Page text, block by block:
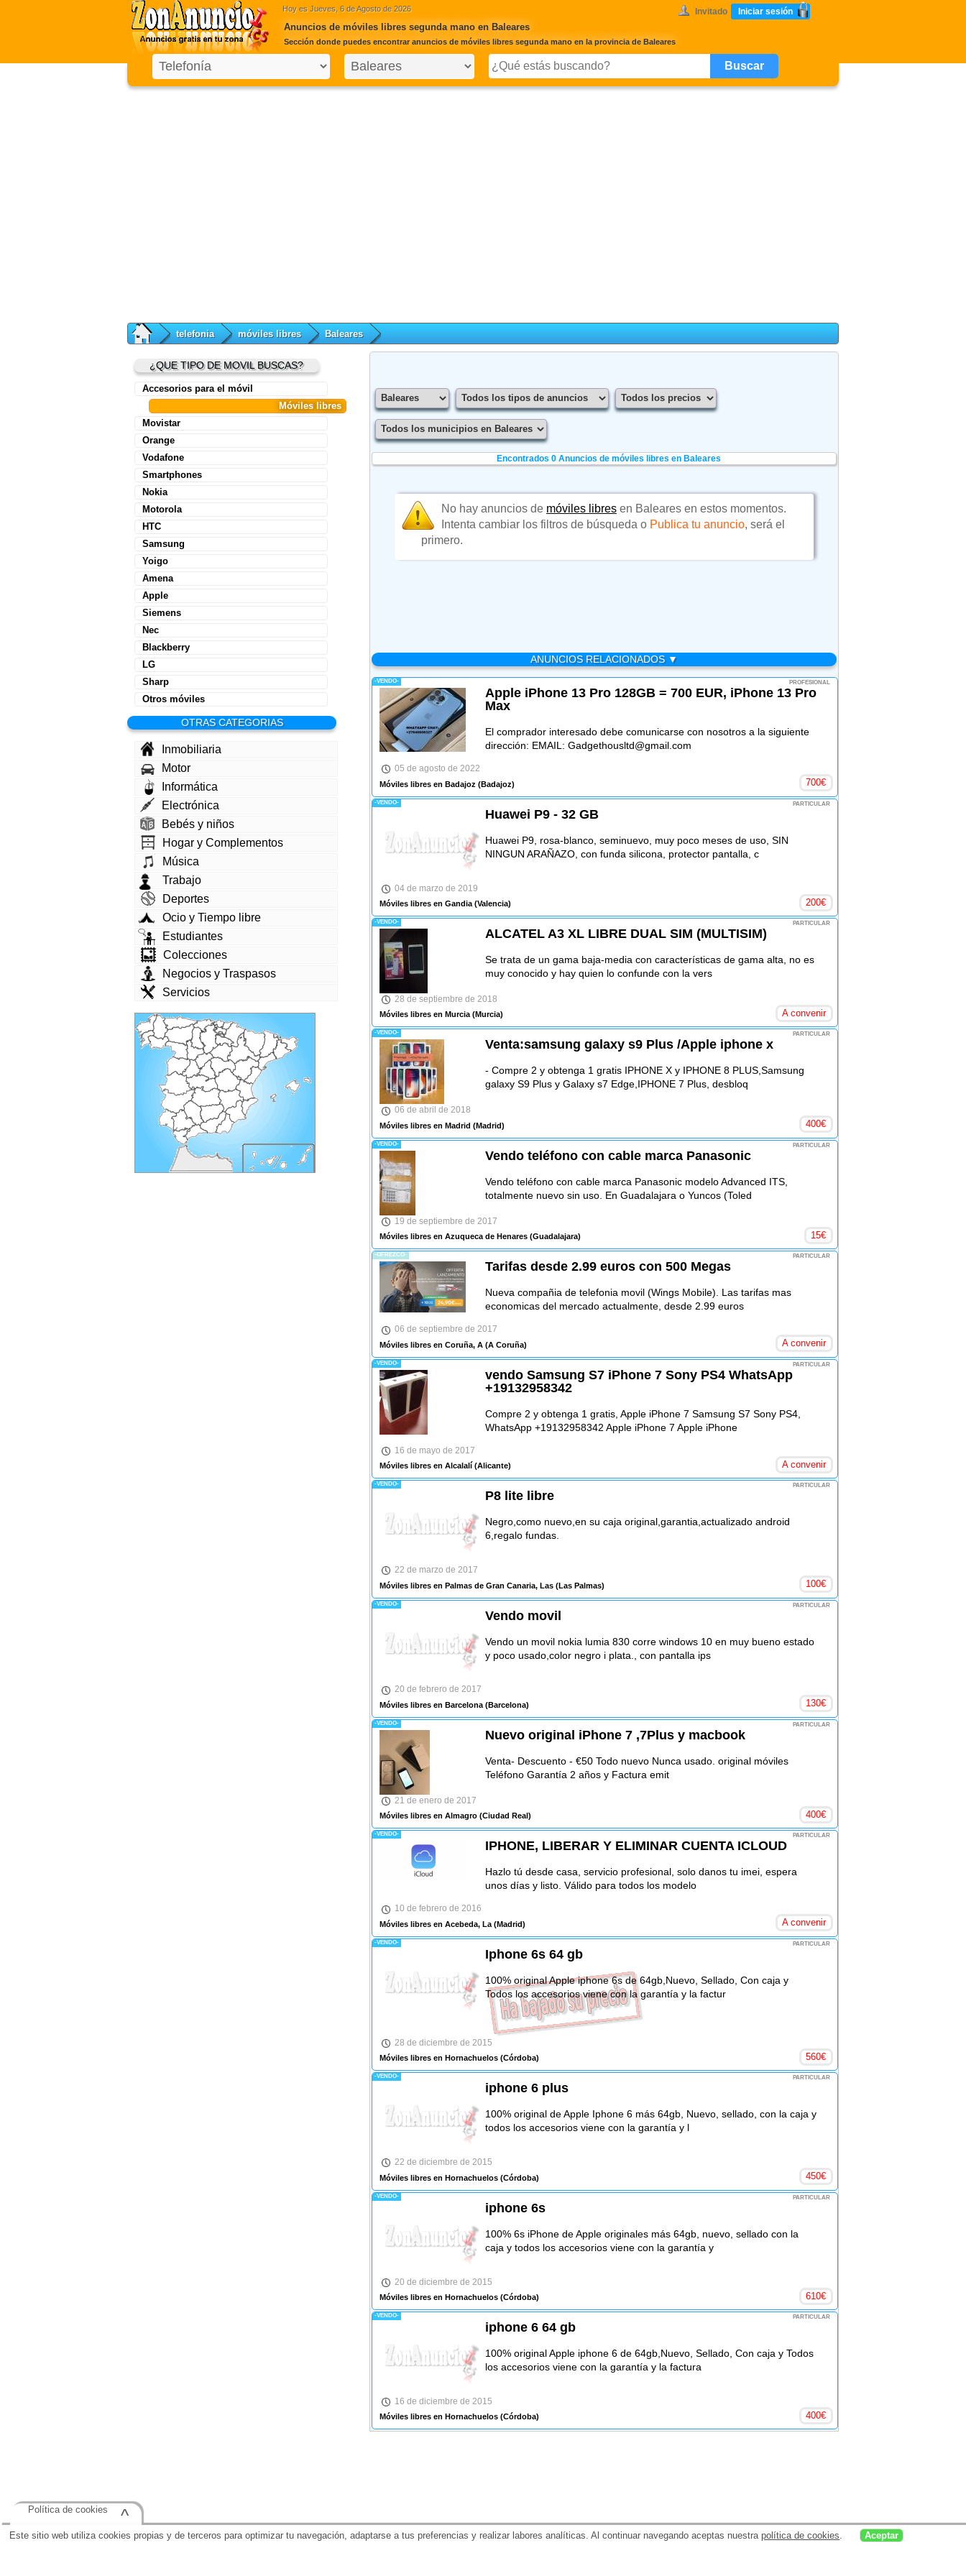
Hoy es Jueves, 6 de Agosto de 2026 Invitado Iniciar sesión
Anuncios de móviles libres segunda mano en Baleares
Sección donde puedes encontrar anuncios de móviles libres segunda mano en la provincia de Baleares
telefonia móviles libres Baleares
¿QUE TIPO DE MOVIL BUSCAS?
Accesorios para el móvil
Móviles libres
Movistar
Orange
Vodafone
Smartphones
Nokia
Motorola
HTC
Samsung
Yoigo
Amena
Apple
Siemens
Nec
Blackberry
LG
Sharp
Otros móviles
OTRAS CATEGORIAS
Inmobiliaria
Motor
Informática
Electrónica
Bebés y niños
Hogar y Complementos
Música
Trabajo
Deportes
Ocio y Tiempo libre
Estudiantes
Colecciones
Negocios y Traspasos
Servicios
Encontrados 0 Anuncios de móviles libres en Baleares
No hay anuncios de móviles libresen Baleares en estos momentos.
Intenta cambiar los filtros de búsqueda o Publica tu anuncio, será el
primero.
ANUNCIOS RELACIONADOS ▼
-VENDO- PROFESIONAL
Apple iPhone 13 Pro 128GB = 700 EUR, iPhone 13 Pro
Max
El comprador interesado debe comunicarse con nosotros a la siguiente
dirección: EMAIL: Gadgethousltd@gmail.com
05 de agosto de 2022
Móviles libres en Badajoz (Badajoz) 700€
-VENDO- PARTICULAR
Huawei P9 - 32 GB
Huawei P9, rosa-blanco, seminuevo, muy poco meses de uso, SIN
NINGUN ARAÑAZO, con funda silicona, protector pantalla, c
04 de marzo de 2019
Móviles libres en Gandia(Valencia) 200€
-VENDO- PARTICULAR
ALCATEL A3 XL LIBRE DUAL SIM (MULTISIM)
Se trata de un gama baja-media con características de gama alta, no es
muy conocido y hay quien lo confunde con la vers
28 de septiembre de 2018
Móviles libres en Murcia(Murcia) A convenir
-VENDO- PARTICULAR
Venta:samsung galaxy s9 Plus /Apple iphone x
- Compre 2 y obtenga 1 gratis IPHONE X y IPHONE 8 PLUS,Samsung
galaxy S9 Plus y Galaxy s7 Edge,IPHONE 7 Plus, desbloq
06 de abril de 2018
Móviles libres en Madrid (Madrid) 400€
-VENDO- PARTICULAR
Vendo teléfono con cable marca Panasonic
Vendo teléfono con cable marca Panasonic modelo Advanced ITS,
totalmente nuevo sin uso. En Guadalajara o Yuncos (Toled
19 de septiembre de 2017
Móviles libres en Azuqueca de Henares(Guadalajara) 15€
-OFREZCO- PARTICULAR
Tarifas desde 2.99 euros con 500 Megas
Nueva compañia de telefonia movil (Wings Mobile). Las tarifas mas
economicas del mercado actualmente, desde 2.99 euros
06 de septiembre de 2017
Móviles libres en Coruña, A(A Coruña) A convenir
-VENDO- PARTICULAR
vendo Samsung S7 iPhone 7 Sony PS4 WhatsApp
+19132958342
Compre 2 y obtenga 1 gratis, Apple iPhone 7 Samsung S7 Sony PS4,
WhatsApp +19132958342 Apple iPhone 7 Apple iPhone
16 de mayo de 2017
Móviles libres en Alcalalí(Alicante) A convenir
-VENDO- PARTICULAR
P8 lite libre
Negro,como nuevo,en su caja original,garantia,actualizado android
6,regalo fundas.
22 de marzo de 2017
Móviles libres en Palmas de Gran Canaria, Las(Las Palmas) 100€
-VENDO- PARTICULAR
Vendo movil
Vendo un movil nokia lumia 830 corre windows 10 en muy bueno estado
y poco usado,color negro i plata., con pantalla ips
20 de febrero de 2017
Móviles libres en Barcelona(Barcelona) 130€
-VENDO- PARTICULAR
Nuevo original iPhone 7 ,7Plus y macbook
Venta- Descuento - €50 Todo nuevo Nunca usado. original móviles
Teléfono Garantía 2 años y Factura emit
21 de enero de 2017
Móviles libres en Almagro(Ciudad Real) 400€
-VENDO- PARTICULAR
IPHONE, LIBERAR Y ELIMINAR CUENTA ICLOUD
Hazlo tú desde casa, servicio profesional, solo danos tu imei, espera
unos días y listo. Válido para todos los modelo
10 de febrero de 2016
Móviles libres en Acebeda, La(Madrid) A convenir
-VENDO- PARTICULAR
Iphone 6s 64 gb
100% original Apple iphone 6s de 64gb,Nuevo, Sellado, Con caja y
Todos los accesorios viene con la garantía y la factur
28 de diciembre de 2015
Móviles libres en Hornachuelos(Córdoba) 560€
-VENDO- PARTICULAR
iphone 6 plus
100% original de Apple Iphone 6 más 64gb, Nuevo, sellado, con la caja y
todos los accesorios viene con la garantía y l
22 de diciembre de 2015
Móviles libres en Hornachuelos(Córdoba) 450€
-VENDO- PARTICULAR
iphone 6s
100% 6s iPhone de Apple originales más 64gb, nuevo, sellado con la
caja y todos los accesorios viene con la garantía y
20 de diciembre de 2015
Móviles libres en Hornachuelos(Córdoba) 610€
-VENDO- PARTICULAR
iphone 6 64 gb
100% original Apple iphone 6 de 64gb,Nuevo, Sellado, Con caja y Todos
los accesorios viene con la garantía y la factura
16 de diciembre de 2015
Móviles libres en Hornachuelos(Córdoba) 400€
Este sitio web utiliza cookies propias y de terceros para optimizar tu navegación, adaptarse a tus preferencias y realizar labores analíticas. Al continuar navegando aceptas nuestrapolítica de cookies. Aceptar
Política de cookies ^